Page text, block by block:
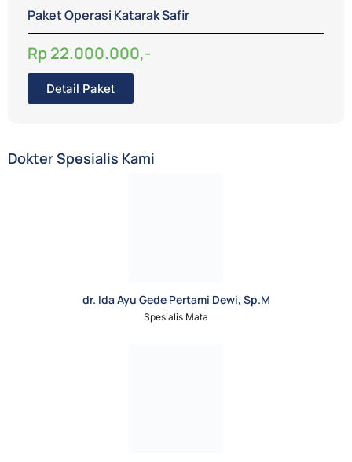
Paket Operasi Katarak Safir
Rp 22.000.000,-
Detail Paket
Dokter Spesialis Kami
dr. Ida Ayu Gede Pertami Dewi, Sp.M
Spesialis Mata